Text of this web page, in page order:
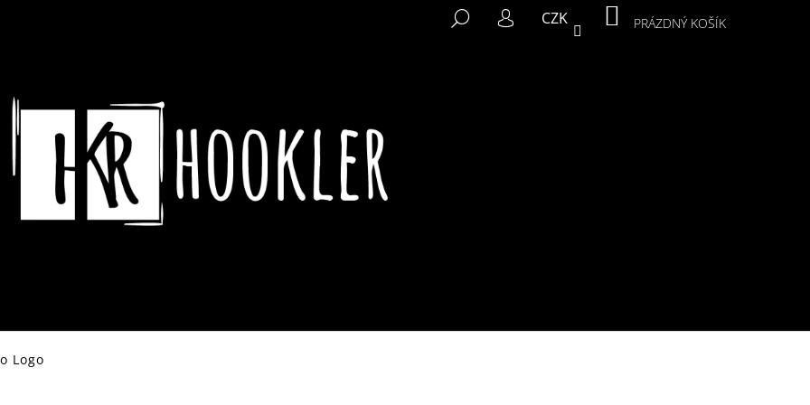
HLEDAT
PŘIHLÁŠENÍ
CZK NÁKUPNÍ
KOŠÍK
PRÁZDNÝ KOŠÍK
Logo
CO POTŘEBUJETE NAJÍT?
HLEDAT
Následující